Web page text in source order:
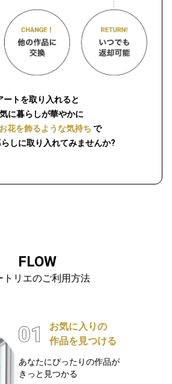
ートを取り入れると
に暮らしが華やかに
花を飾るような気持ち で
しに取り入れてみませんか?
FLOW
トリエのご利用方法
お気に入りの
作品を見つける
あなたにぴったりの作品が
きっと見つかる